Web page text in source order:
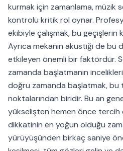
kurmak için zamanlama, müzik
kontrolü kritik rol oynar.
ekibiyle çalışmak, bu geçişlerin
Ayrıca mekanın akustiği de bu
etkileyen önemli bir faktördür.
zamanda başlatmanın
doğru zamanda başlatmak, bu
noktalarından biridir. Bu an
yükselişten hemen önce tercih
dikkatinin en yoğun olduğu
yürüyüşünden birkaç saniye